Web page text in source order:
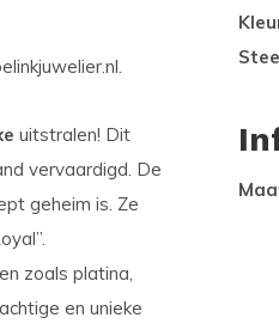
uitstralen! Dit
vervaardigd. De
geheim is. Ze
zoals platina,
en unieke